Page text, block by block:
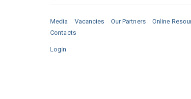
Media Vacancies Our Partners
Online
Contacts
Login